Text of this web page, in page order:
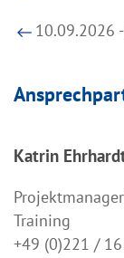
10.09.2026
Katrin
Training
+49 (0)221 /